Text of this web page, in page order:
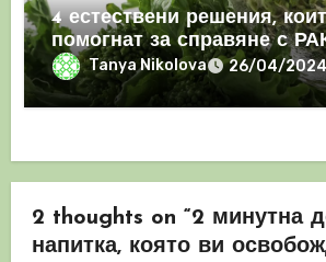
4 естествени решения,
помогнат за справяне с
Tanya Nikolova 26/04/
2 thoughts on “2 минутна
напитка, която ви